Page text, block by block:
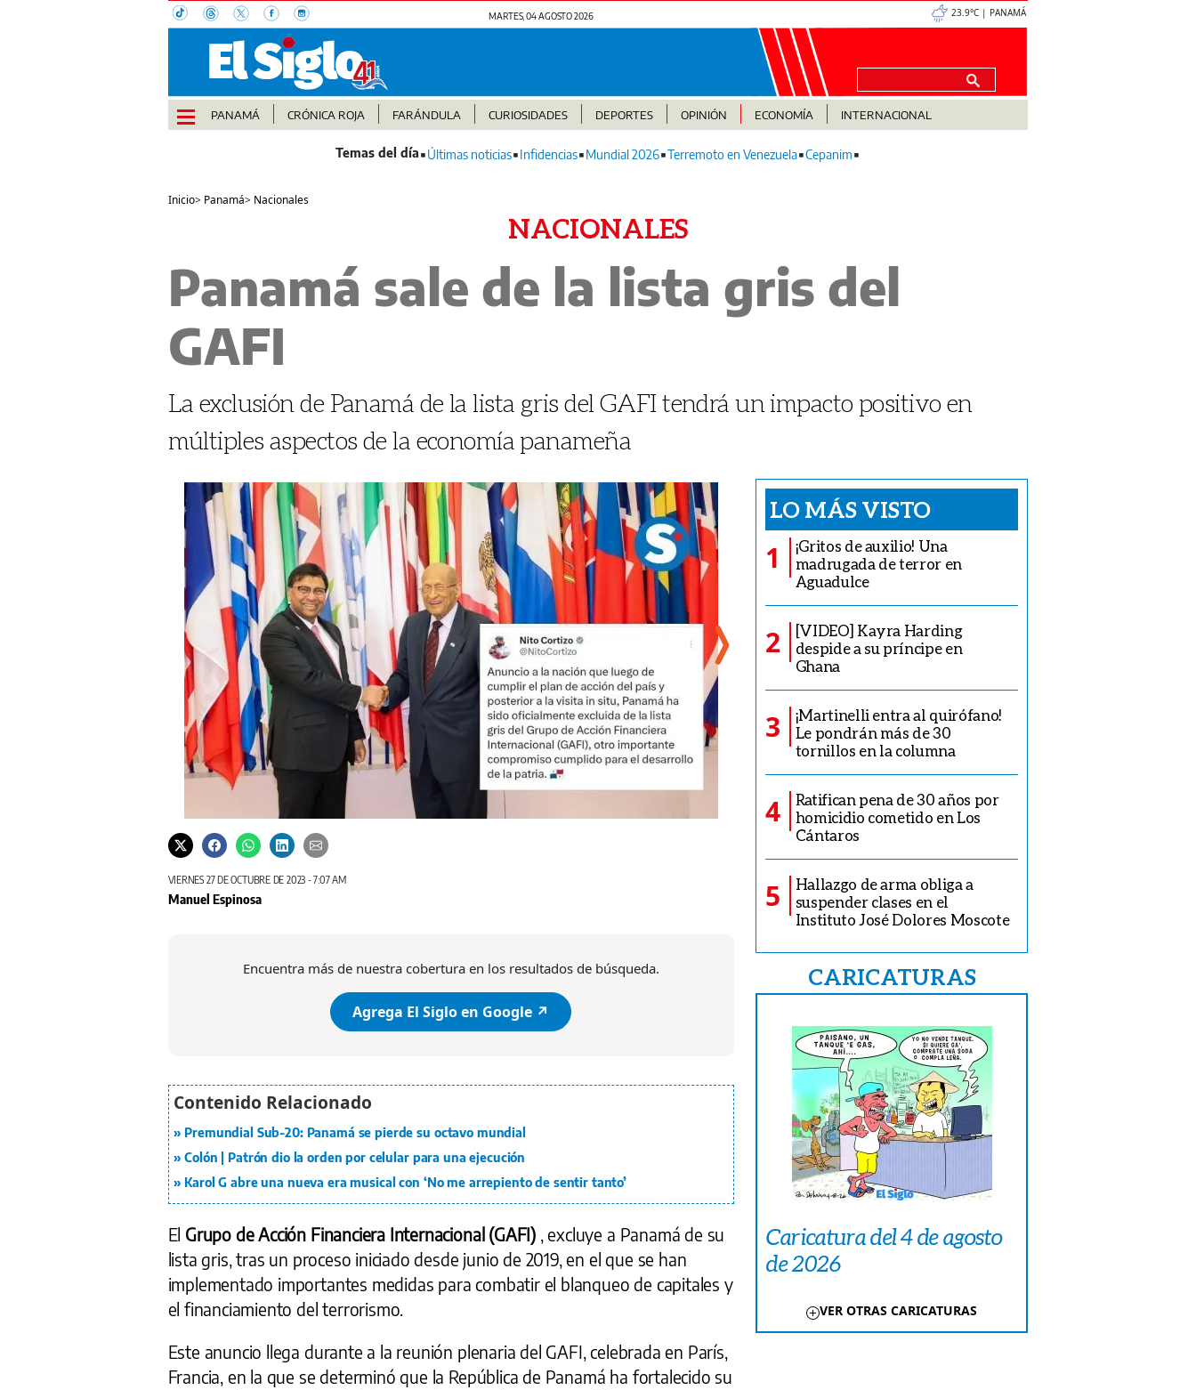
MARTES, 04 AGOSTO 2026 23.9°C | PANAMÁ
PANAMÁ CRÓNICA ROJA FARÁNDULA CURIOSIDADES DEPORTES OPINIÓN ECONOMÍA INTERNACIONAL
Últimas noticias Infidencias Mundial 2026 Terremoto en Venezuela Cepanim
Inicio> Panamá> Nacionales
NACIONALES
Panamá sale de la lista gris del
GAFI
La exclusión de Panamá de la lista gris del GAFI tendrá un impacto positivo en
múltiples aspectos de la economía panameña
VIERNES 27 DE OCTUBRE DE 2023 - 7:07 AM
Manuel Espinosa
Encuentra más de nuestra cobertura en los resultados de búsqueda.
Agrega El Siglo en Google ↗️
Premundial Sub-20: Panamá se pierde su octavo mundial
Colón | Patrón dio la orden por celular para una ejecución
Karol G abre una nueva era musical con ‘No me arrepiento de sentir tanto’
El Grupo de Acción Financiera Internacional (GAFI) , excluye a Panamá de su
lista gris, tras un proceso iniciado desde junio de 2019, en el que se han
implementado importantes medidas para combatir el blanqueo de capitales y
el financiamiento del terrorismo.
Este anuncio llega durante a la reunión plenaria del GAFI, celebrada en París,
Francia, en la que se determinó que la República de Panamá ha fortalecido su
LO MÁS VISTO
1
¡Gritos de auxilio! Una
madrugada de terror en
Aguadulce
2
[VIDEO] Kayra Harding
despide a su príncipe en
Ghana
3
¡Martinelli entra al quirófano!
Le pondrán más de 30
tornillos en la columna
4
Ratifican pena de 30 años por
homicidio cometido en Los
Cántaros
5
Hallazgo de arma obliga a
suspender clases en el
Instituto José Dolores Moscote
CARICATURAS
Caricatura del 4 de agosto
de 2026
VER OTRAS CARICATURAS